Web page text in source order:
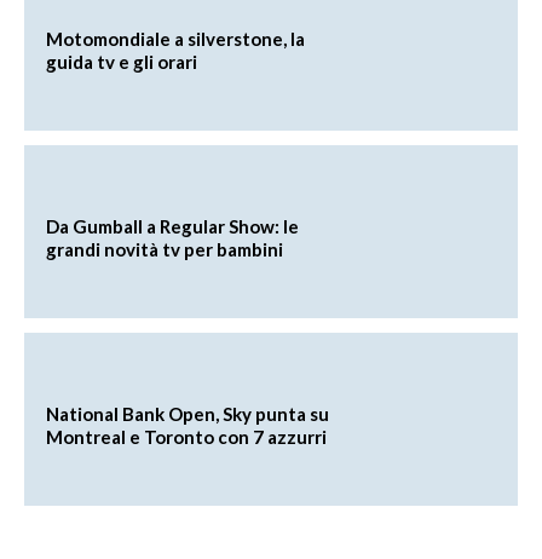
Motomondiale a silverstone, la
guida tv e gli orari
Da Gumball a Regular Show: le
grandi novità tv per bambini
National Bank Open, Sky punta su
Montreal e Toronto con 7 azzurri